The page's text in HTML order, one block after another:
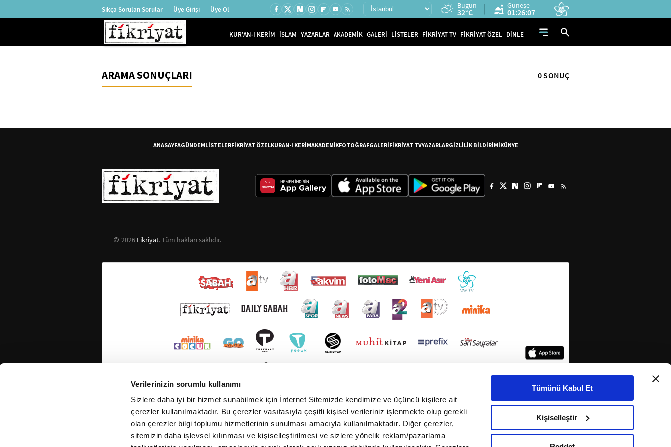
Verilerinizin sorumlu kullanımı
Sizlere daha iyi bir hizmet sunabilmek için İnternet Sitemizde kendimize ve üçüncü kişilere ait
çerezler kullanılmaktadır. Bu çerezler vasıtasıyla çeşitli kişisel verileriniz işlenmekte olup gerekli
olan çerezler bilgi toplumu hizmetlerinin sunulması amacıyla kullanılmaktadır. Diğer çerezler,
sitemizin daha işlevsel kılınması ve kişiselleştirilmesi ve sizlere yönelik reklam/pazarlama
Tümünü Kabul Et
Kişiselleştir
Sıkça Sorulan Sorular Üye Girişi Üye Ol Bugün
32°C
Güneşe
01:26:07
KUR'AN-I KERİM İSLAM YAZARLAR AKADEMİK GALERİ LİSTELER FİKRİYAT TV FİKRİYAT ÖZEL DİNLE
ARAMA SONUÇLARI 0 SONUÇ
ANASAYFAGÜNDEMLİSTELERFİKRİYAT ÖZELKURAN-I KERİMAKADEMİKFOTOĞRAFGALERİFİKRİYAT TVYAZARLARGİZLİLİK BİLDİRİMİKÜNYE
2026 Fikriyat. Tüm hakları saklıdır.